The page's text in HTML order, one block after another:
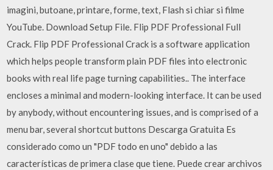
imagini, butoane, printare, forme, text, Flash si chiar si filme
YouTube. Download Setup File. Flip PDF Professional Full
Crack. Flip PDF Professional Crack is a software application
which helps people transform plain PDF files into electronic
books with real life page turning capabilities.. The interface
encloses a minimal and modern-looking interface. It can be used
by anybody, without encountering issues, and is comprised of a
menu bar, several shortcut buttons Descarga Gratuita Es
considerado como un "PDF todo en uno" debido a las
características de primera clase que tiene. Puede crear archivos